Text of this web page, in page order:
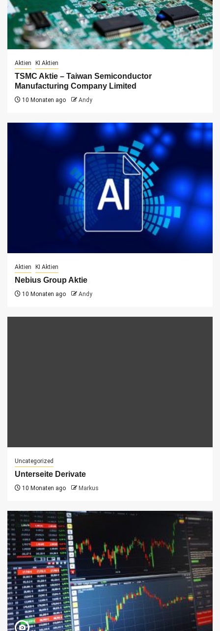
Aktien KI Aktien
TSMC Aktie – Taiwan Semiconductor
Manufacturing Company Limited
10 Monaten ago Andy
Aktien KI Aktien
Nebius Group Aktie
10 Monaten ago Andy
Uncategorized
Unterseite Derivate
10 Monaten ago Markus